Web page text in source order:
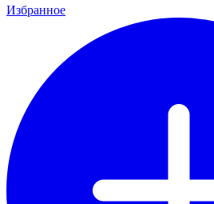
Избранное